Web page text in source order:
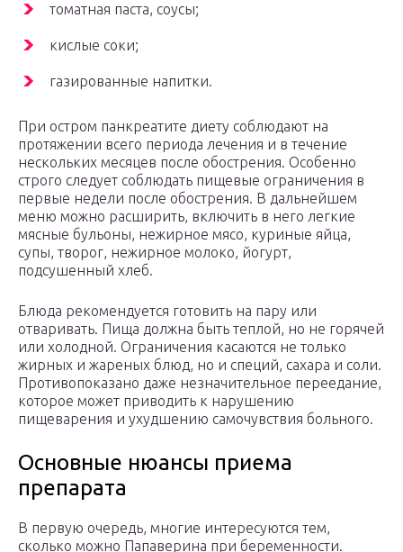
томатная паста, соусы;
кислые соки;
газированные напитки.
При остром панкреатите диету соблюдают на
протяжении всего периода лечения и в течение
нескольких месяцев после обострения. Особенно
строго следует соблюдать пищевые ограничения в
первые недели после обострения. В дальнейшем
меню можно расширить, включить в него легкие
мясные бульоны, нежирное мясо, куриные яйца,
супы, творог, нежирное молоко, йогурт,
подсушенный хлеб.
Блюда рекомендуется готовить на пару или
отваривать. Пища должна быть теплой, но не горячей
или холодной. Ограничения касаются не только
жирных и жареных блюд, но и специй, сахара и соли.
Противопоказано даже незначительное переедание,
которое может приводить к нарушению
пищеварения и ухудшению самочувствия больного.
Основные нюансы приема
препарата
В первую очередь, многие интересуются тем,
сколько можно Папаверина при беременности.